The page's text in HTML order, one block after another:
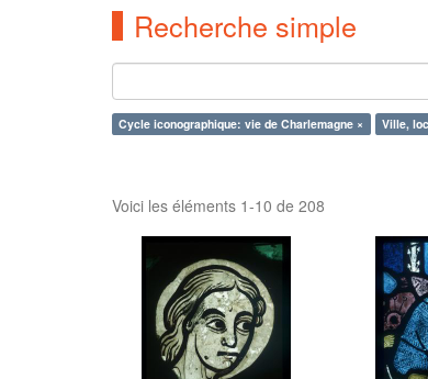
Recherche simple
Cycle iconographique: vie de Charlemagne × Ville,
Voici les éléments 1-10 de 208